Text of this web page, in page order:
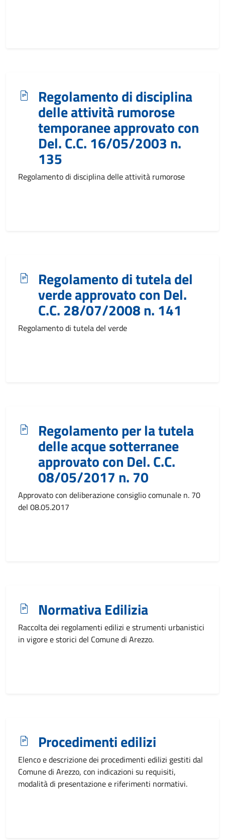
Regolamento di disciplina
delle attività rumorose
temporanee approvato con
Del. C.C. 16/05/2003 n.
135
Regolamento di disciplina delle attività rumorose
Regolamento di tutela del
verde approvato con Del.
C.C. 28/07/2008 n. 141
Regolamento di tutela del verde
Regolamento per la tutela
delle acque sotterranee
approvato con Del. C.C.
08/05/2017 n. 70
Approvato con deliberazione consiglio comunale n. 70
del 08.05.2017
Normativa Edilizia
Raccolta dei regolamenti edilizi e strumenti urbanistici
in vigore e storici del Comune di Arezzo.
Procedimenti edilizi
Elenco e descrizione dei procedimenti edilizi gestiti dal
Comune di Arezzo, con indicazioni su requisiti,
modalità di presentazione e riferimenti normativi.